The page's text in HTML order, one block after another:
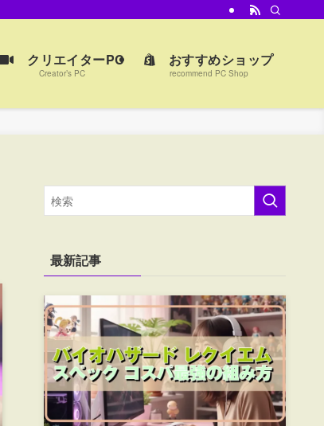
クリエイターPC
Creator’s PC
おすすめショップ
recommend PC Shop
最新記事